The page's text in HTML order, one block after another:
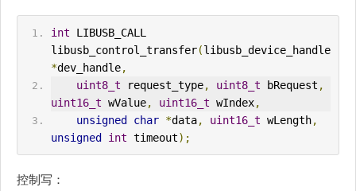
int LIBUSB_CALL
libusb_control_transfer(
libusb_device_handle
*dev_handle,
uint8_t request_type, uint8_t bRequest ,
uint16_t wValue, uint16_t wIndex,
unsigned
char *data, uint16_t wLength,
unsigned
int timeout);
控制写：